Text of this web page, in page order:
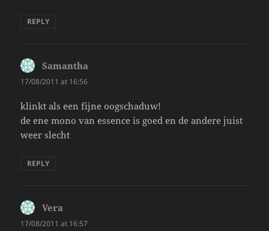
REPLY
Samantha
17/08/2011 at 16:56
klinkt als een fijne oogschaduw!
de ene mono van essence is goed en de andere juist
weer slecht
REPLY
Vera
17/08/2011 at 16:57